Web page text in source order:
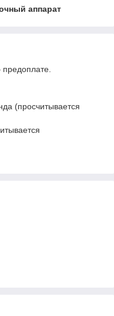
аппарат
предоплате.
(просчитывается